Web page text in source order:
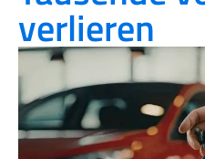
verlieren